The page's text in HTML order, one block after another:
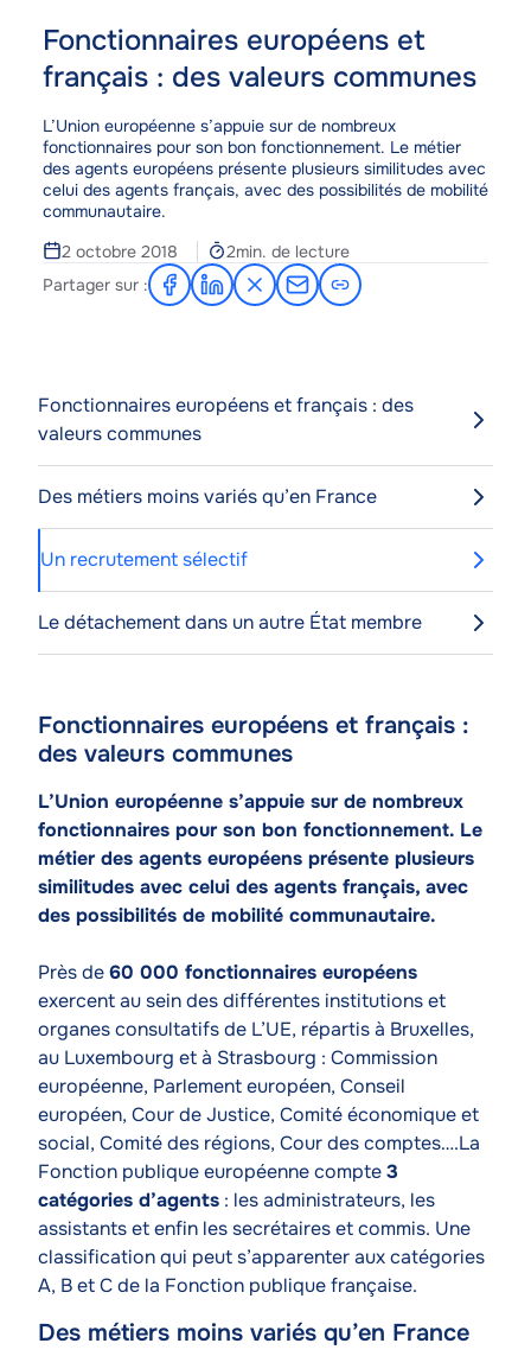
Fonctionnaires européens et
français : des valeurs communes
Corps
L’Union européenne s’appuie sur de nombreux
fonctionnaires pour son bon fonctionnement. Le métier
des agents européens présente plusieurs similitudes avec
celui des agents français, avec des possibilités de mobilité
communautaire.
2 octobre 2018
Temps
de
lecture
2min. de lecture
Partager sur :
Partager
sur
Partager
sur
Partager
sur
Partager
par
Fonctionnaires européens et français : des
valeurs communes
Des métiers moins variés qu’en France
Un recrutement sélectif
Le détachement dans un autre État membre
Contenu
de
Fonctionnaires européens et français :
des valeurs communes
Texte
L’Union européenne s’appuie sur de nombreux
fonctionnaires pour son bon fonctionnement. Le
métier des agents européens présente plusieurs
similitudes avec celui des agents français, avec
des possibilités de mobilité communautaire.
Près de60 000 fonctionnaires européens
exercent au sein des différentes institutions et
organes consultatifs de L’UE, répartis à Bruxelles,
au Luxembourg et à Strasbourg : Commission
européenne, Parlement européen, Conseil
européen, Cour de Justice, Comité économique et
social, Comité des régions, Cour des comptes….La
Fonction publique européenne compte3
catégories d’agents : les administrateurs, les
assistants et enfin les secrétaires et commis. Une
classification qui peut s’apparenter aux catégories
A, B et C de la Fonction publique française.
Des métiers moins variés qu’en France